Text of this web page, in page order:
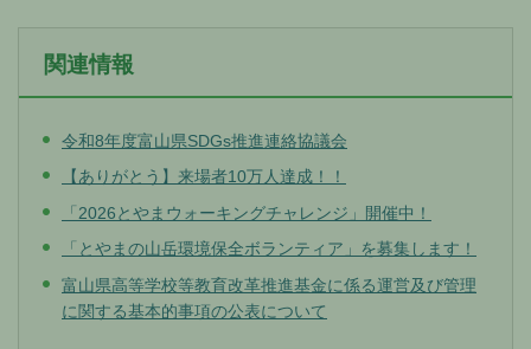
関連情報
令和8年度富山県SDGs推進連絡協議会
【ありがとう】来場者10万人達成！！
「2026とやまウォーキングチャレンジ」開催中！
「とやまの山岳環境保全ボランティア」を募集します！
富山県高等学校等教育改革推進基金に係る運営及び管理
に関する基本的事項の公表について